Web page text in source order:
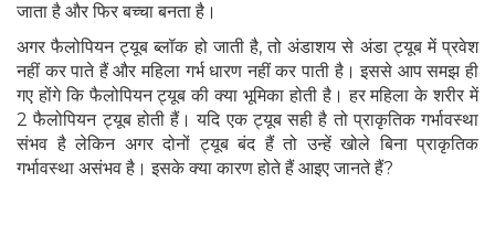
जाता है और फिर बच्चा बनता है।
अगर फैलोपियन ट्यूब ब्लॉक हो जाती है, तो अंडाशय से अंडा ट्यूब में प्रवेश
नहीं कर पाते हैं और महिला गर्भ धारण नहीं कर पाती है। इससे आप समझ ही
गए होंगे कि फैलोपियन ट्यूब की क्या भूमिका होती है। हर महिला के शरीर में
2 फैलोपियन ट्यूब होती हैं। यदि एक ट्यूब सही है तो प्राकृतिक गर्भावस्था
संभव है लेकिन अगर दोनों ट्यूब बंद हैं तो उन्हें खोले बिना प्राकृतिक
गर्भावस्था असंभव है। इसके क्या कारण होते हैं आइए जानते हैं?